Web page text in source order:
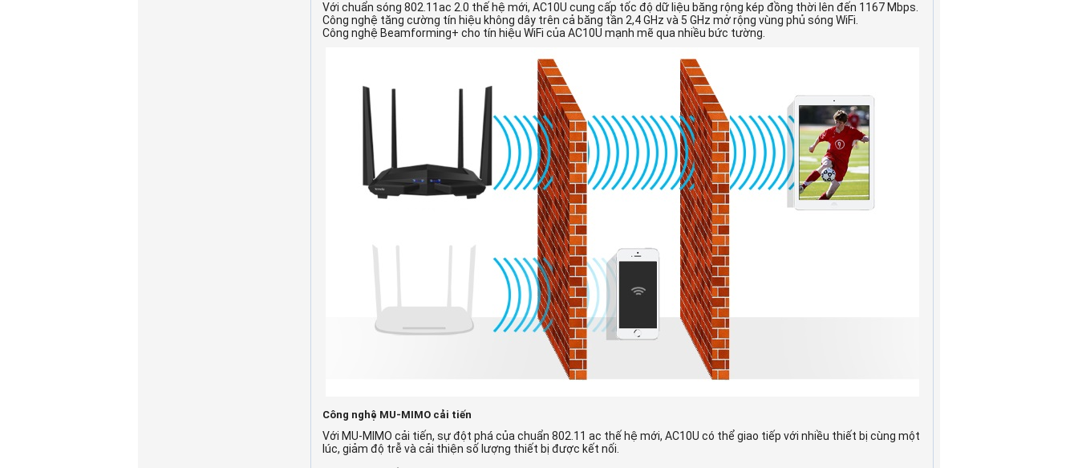
Với chuẩn sóng 802.11ac 2.0 thế hệ mới, AC10U cung cấp tốc độ dữ liệu băng rộng kép đồng thời lên đến 1167 Mbps.
Công nghệ tăng cường tín hiệu không dây trên cả băng tần 2,4 GHz và 5 GHz mở rộng vùng phủ sóng WiFi.
Công nghệ Beamforming+ cho tín hiệu WiFi của AC10U mạnh mẽ qua nhiều bức tường.
Công nghệ MU-MIMO cải tiến
Với MU-MIMO cải tiến, sự đột phá của chuẩn 802.11 ac thế hệ mới, AC10U có thể giao tiếp với nhiều thiết bị cùng một
lúc, giảm độ trễ và cải thiện số lượng thiết bị được kết nối.